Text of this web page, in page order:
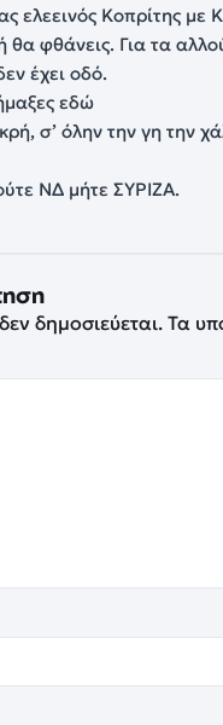
ελεεινός Κοπρίτης με
θα φθάνεις. Για τα
έχει οδό.
εδώ
σ’ όλην την γη την
ΝΔ μήτε ΣΥΡΙΖΑ.
δημοσιεύεται. Τα